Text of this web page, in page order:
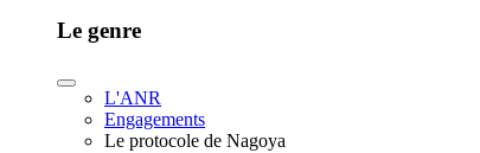
Le genre
L'ANR
Engagements
Le protocole de Nagoya